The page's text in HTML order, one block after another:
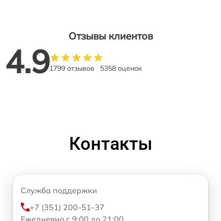
Отзывы клиентов
4.91799 отзывов 5358 оценок
Контакты
Служба поддержки
+7 (351) 200-51-37
Ежедневно с 9:00 до 21:00